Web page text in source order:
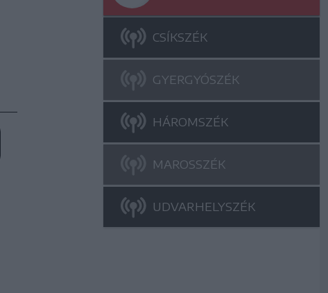
CSÍKSZÉK
GYERGYÓSZÉK
HÁROMSZÉK
MAROSSZÉK
UDVARHELYSZÉK